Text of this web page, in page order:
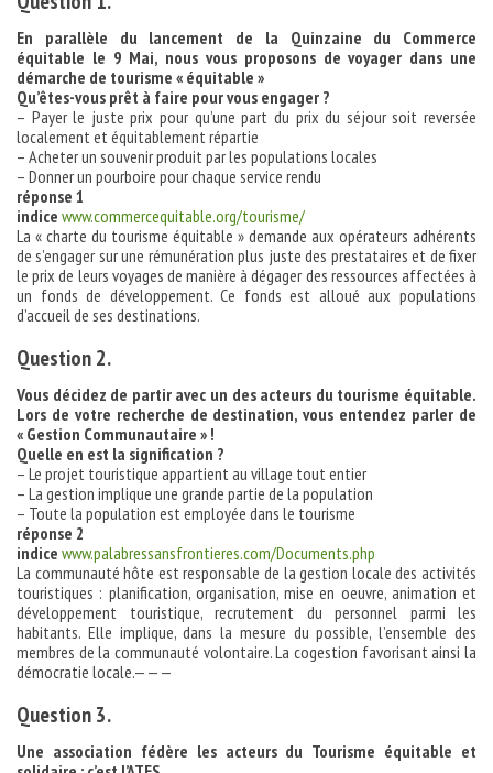
En parallèle du lancement de la Quinzaine du Commerce
équitable le 9 Mai, nous vous proposons de voyager dans une
démarche de tourisme « équitable »
Qu’êtes-vous prêt à faire pour vous engager ?
– Payer le juste prix pour qu’une part du prix du séjour soit reversée
localement et équitablement répartie
– Acheter un souvenir produit par les populations locales
– Donner un pourboire pour chaque service rendu
réponse 1
indice www.commercequitable.org/tourisme/
La « charte du tourisme équitable » demande aux opérateurs adhérents
de s’engager sur une rémunération plus juste des prestataires et de fixer
le prix de leurs voyages de manière à dégager des ressources affectées à
un fonds de développement. Ce fonds est alloué aux populations
d’accueil de ses destinations.
Question 2.
Vous décidez de partir avec un des acteurs du tourisme équitable.
Lors de votre recherche de destination, vous entendez parler de
« Gestion Communautaire » !
Quelle en est la signification ?
– Le projet touristique appartient au village tout entier
– La gestion implique une grande partie de la population
– Toute la population est employée dans le tourisme
réponse 2
indice www.palabressansfrontieres.com/Documents.php
La communauté hôte est responsable de la gestion locale des activités
touristiques : planification, organisation, mise en oeuvre, animation et
développement touristique, recrutement du personnel parmi les
habitants. Elle implique, dans la mesure du possible, l’ensemble des
membres de la communauté volontaire. La cogestion favorisant ainsi la
démocratie locale.———
Question 3.
Une association fédère les acteurs du Tourisme équitable et